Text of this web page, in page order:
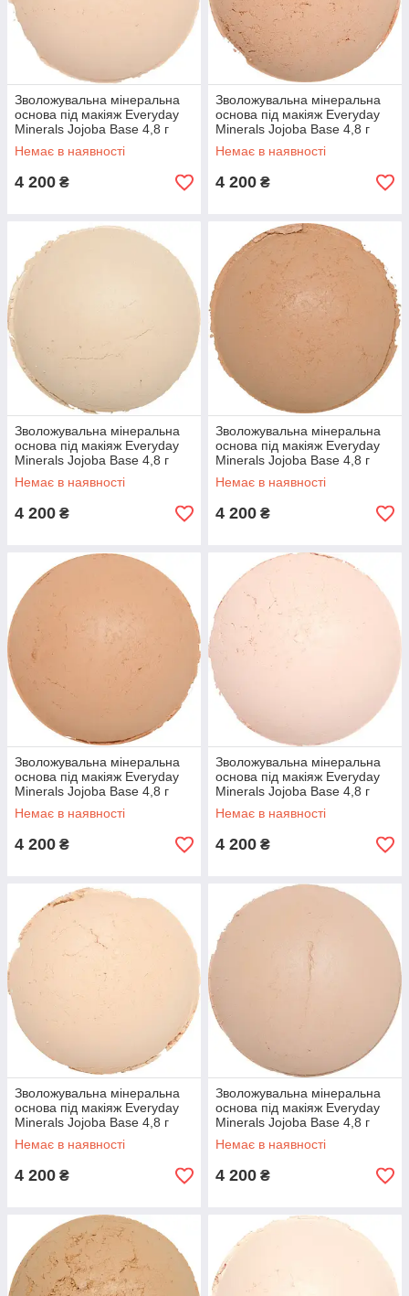
Зволожувальна мінеральна
основа під макіяж Everyday
Minerals Jojoba Base 4,8 г
Немає в наявності
4 200 ₴
Зволожувальна мінеральна
основа під макіяж Everyday
Minerals Jojoba Base 4,8 г
Немає в наявності
4 200 ₴
Зволожувальна мінеральна
основа під макіяж Everyday
Minerals Jojoba Base 4,8 г
Немає в наявності
4 200 ₴
Зволожувальна мінеральна
основа під макіяж Everyday
Minerals Jojoba Base 4,8 г
Немає в наявності
4 200 ₴
Зволожувальна мінеральна
основа під макіяж Everyday
Minerals Jojoba Base 4,8 г
Немає в наявності
4 200 ₴
Зволожувальна мінеральна
основа під макіяж Everyday
Minerals Jojoba Base 4,8 г
Немає в наявності
4 200 ₴
Зволожувальна мінеральна
основа під макіяж Everyday
Minerals Jojoba Base 4,8 г
Немає в наявності
4 200 ₴
Зволожувальна мінеральна
основа під макіяж Everyday
Minerals Jojoba Base 4,8 г
Немає в наявності
4 200 ₴